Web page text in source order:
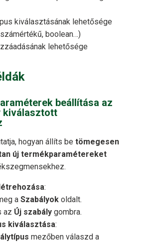
kiválasztásának lehetősége
boolean…)
lehetősége
beállítása az
kiválasztott
hogyan állíts be tömegesen
új termékparamétereket
:
a Szabályok oldalt.
az Új szabály gombra.
kiválasztása:
mezőben válaszd a